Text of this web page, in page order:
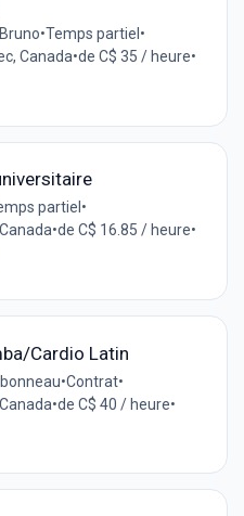
•Temps partiel •
Canada•de C$ 35 / heure•
partiel •
•de C$ 16.85 / heure•
Cardio Latin
•Contrat•
•de C$ 40 / heure•